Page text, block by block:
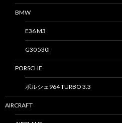
BMW
E36 M3
G30 530I
PORSCHE
ポルシェ964 TURBO 3.3
AIRCRAFT